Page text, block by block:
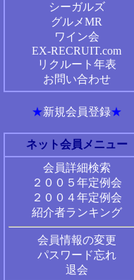
シーガルズ
グルメMR
ワイン会
EX-RECRUIT.com
リクルート年表
お問い合わせ
★新規会員登録★
ネット会員メニュー
会員詳細検索
２００５年定例会
２００４年定例会
紹介者ランキング
会員情報の変更
パスワード忘れ
退会